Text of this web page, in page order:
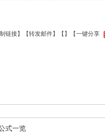
链接】【转发邮件】【 】 【一键分享
式一览